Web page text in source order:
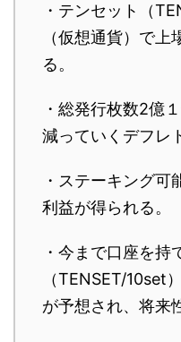
・テンセット（
（仮想通貨）で上
る。
・総発行枚数2億
減っていくデフレ
・ステーキング可
利益が得られる。
・今まで口座を持
（TENSET/10set
が予想され、将来